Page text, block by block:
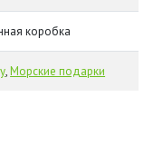
коробка
,Морские подарки